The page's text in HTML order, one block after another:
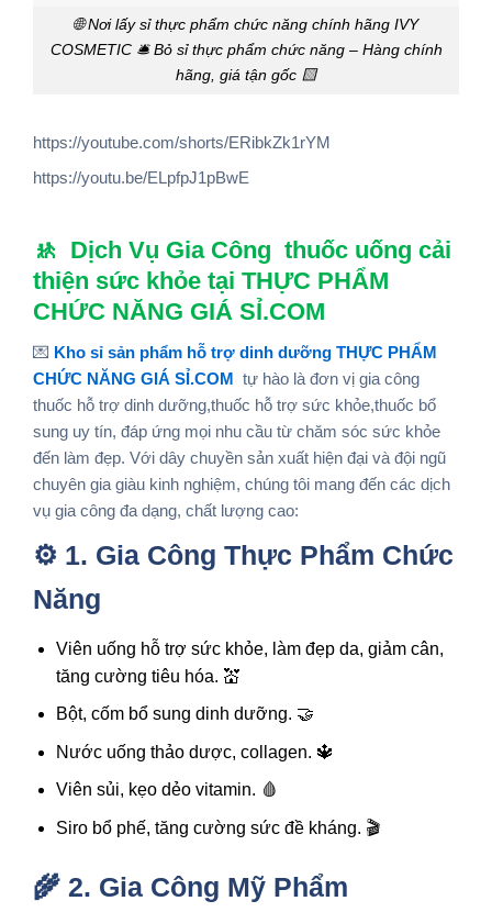
🌐 Nơi lấy sỉ thực phẩm chức năng chính hãng IVY
COSMETIC 🛎️ Bỏ sỉ thực phẩm chức năng – Hàng chính
hãng, giá tận gốc 🟨
https://youtube.com/shorts/ERibkZk1rYM
https://youtu.be/ELpfpJ1pBwE
🚸 Dịch Vụ Gia Công thuốc uống cải
thiện sức khỏe tại THỰC PHẨM
CHỨC NĂNG GIÁ SỈ.COM
💌 Kho sỉ sản phẩm hỗ trợ dinh dưỡng THỰC PHẨM
CHỨC NĂNG GIÁ SỈ.COM tự hào là đơn vị gia công
thuốc hỗ trợ dinh dưỡng,thuốc hỗ trợ sức khỏe,thuốc bổ
sung uy tín, đáp ứng mọi nhu cầu từ chăm sóc sức khỏe
đến làm đẹp. Với dây chuyền sản xuất hiện đại và đội ngũ
chuyên gia giàu kinh nghiệm, chúng tôi mang đến các dịch
vụ gia công đa dạng, chất lượng cao:
⚙️ 1. Gia Công Thực Phẩm Chức
Năng
Viên uống hỗ trợ sức khỏe, làm đẹp da, giảm cân,
tăng cường tiêu hóa. 💒
Bột, cốm bổ sung dinh dưỡng. 🤝
Nước uống thảo dược, collagen. 🔱
Viên sủi, kẹo dẻo vitamin. 🩸
Siro bổ phế, tăng cường sức đề kháng. 🎬
🌾 2. Gia Công Mỹ Phẩm